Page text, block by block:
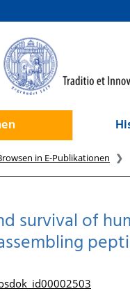
in E-Publikationen
survival of